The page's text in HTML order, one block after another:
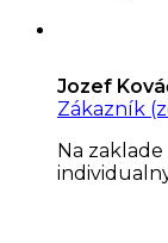
Jozef
Zákazník
Na